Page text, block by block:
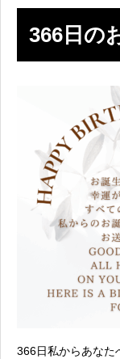
366日の
366日私からあなた